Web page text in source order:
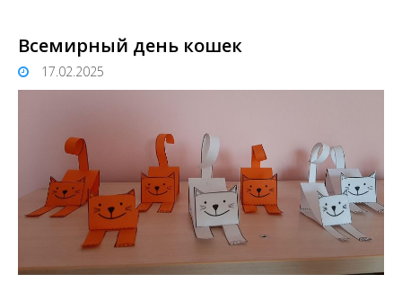
Всемирный день кошек
17.02.2025